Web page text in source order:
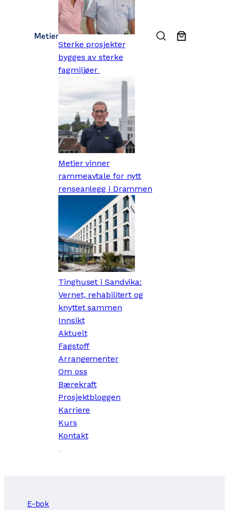
Sterke prosjekter
bygges av sterke
fagmiljøer
Metier vinner
rammeavtale for nytt
renseanlegg i Drammen
Tinghuset i Sandvika:
Vernet, rehabilitert og
knyttet sammen
Innsikt
Aktuelt
Fagstoff
Arrangementer
Om oss
Bærekraft
Prosjektbloggen
Karriere
Kurs
Kontakt
E-bok